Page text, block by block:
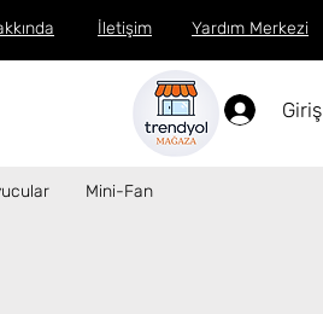
İletişim Yardım Merkezi
Giriş
Mini-Fan